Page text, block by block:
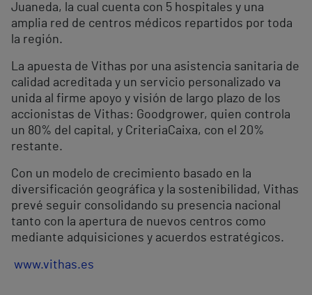
Juaneda, la cual cuenta con 5 hospitales y una
amplia red de centros médicos repartidos por toda
la región.
La apuesta de Vithas por una asistencia sanitaria de
calidad acreditada y un servicio personalizado va
unida al firme apoyo y visión de largo plazo de los
accionistas de Vithas: Goodgrower, quien controla
un 80% del capital, y CriteriaCaixa, con el 20%
restante.
Con un modelo de crecimiento basado en la
diversificación geográfica y la sostenibilidad, Vithas
prevé seguir consolidando su presencia nacional
tanto con la apertura de nuevos centros como
mediante adquisiciones y acuerdos estratégicos.
www.vithas.es